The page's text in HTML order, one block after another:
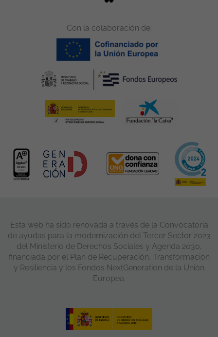
Con la colaboración de:
Esta web ha sido renovada a través de la Convocatoria
de ayudas para la modernización del Tercer Sector 2023
del Ministerio de Derechos Sociales y Agenda 2030,
financiada por el Plan de Recuperación, Transformación
y Resiliencia y los Fondos NextGeneration de la Unión
Europea.